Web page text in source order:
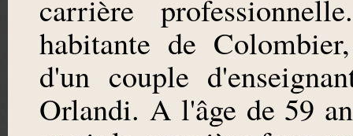
carrière
habitante de
d'un couple
Orlandi. A l'âge de 59